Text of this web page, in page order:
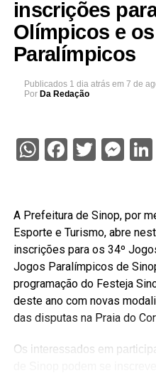
inscrições
Olímpicos e
Paralímpicos
Publicados 1 dia atrás em 7 de
Por Da Redação
WhatsApp
A Prefeitura de Sinop, por
Esporte e Turismo, abre
inscrições para os 34º
Jogos Paralímpicos de
programação do Festeja
deste ano com novas
das disputas na Praia do
Os interessados em